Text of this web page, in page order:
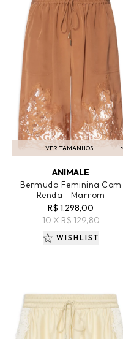
VER TAMANHOS
ADICIONAR AO CARRINHO
ANIMALE
Bermuda Feminina Com
Renda - Marrom
R$ 1.298,00
10 X R$ 129,80
WISHLIST